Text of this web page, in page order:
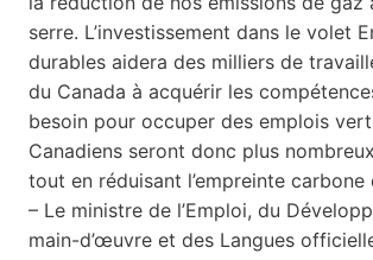
serre. L’investissement dans le volet
durables aidera des milliers de
du Canada à acquérir les
besoin pour occuper des emplois
Canadiens seront donc plus
tout en réduisant l’empreinte carbone
– Le ministre de l’Emploi, du
main-d’œuvre et des Langues